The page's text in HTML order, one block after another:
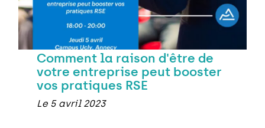
Comment la raison d'être de
votre entreprise peut booster
vos pratiques RSE
Le 5 avril 2023